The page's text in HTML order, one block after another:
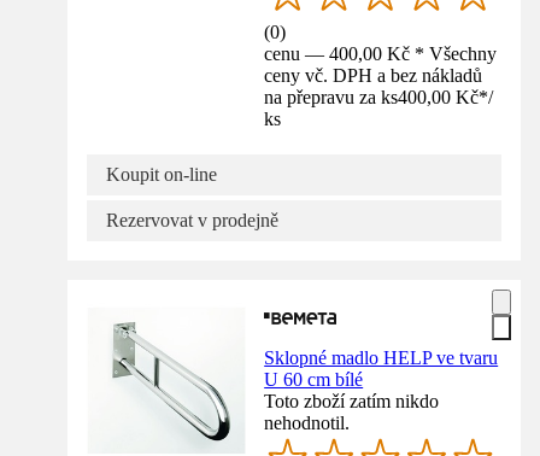
(0)
cenu — 400,00 Kč * Všechny
ceny vč. DPH a bez nákladů
na přepravu za ks400,00 Kč*/
ks
Koupit on-line
Rezervovat v prodejně
Sklopné madlo HELP ve tvaru
U 60 cm bílé
Toto zboží zatím nikdo
nehodnotil.